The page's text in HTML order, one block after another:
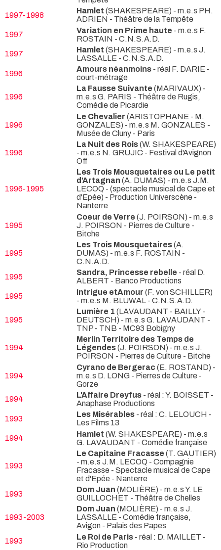
1997-1998
Hamlet (SHAKESPEARE) - m.e.s PH.
ADRIEN - Théâtre de la Tempête
1997
Variation en Prime haute - m.e.s F.
ROSTAIN - C.N.S.A.D.
1997
Hamlet (SHAKESPEARE) - m.e.s J.
LASSALLE - C.N.S.A.D.
1996
Amours néanmoins - réal F. DARIE -
court-métrage
1996
La Fausse Suivante (MARIVAUX) -
m.e.s G. PARIS - Théâtre de Rugis,
Comédie de Picardie
1996
Le Chevalier (ARISTOPHANE - M.
GONZALES) - m.e.s M. GONZALES -
Musée de Cluny - Paris
1996
La Nuit des Rois(W. SHAKESPEARE)
- m.e.s N. GRUJIC - Festival d'Avignon
Off
1996-1995
Les Trois Mousquetaires ou Le petit
d'Artagnan (A. DUMAS) - m.e.s J.M.
LECOQ - (spectacle musical de Cape et
d'Epée) - Production Universcène -
Nanterre
1995
Coeur de Verre (J. POIRSON) - m.e.s
J. POIRSON - Pierres de Culture -
Bitche
1995
Les Trois Mousquetaires(A.
DUMAS) - m.e.s F. ROSTAIN -
C.N.A.D.
1995
Sandra, Princesse rebelle - réal D.
ALBERT - Banco Productions
1995
Intrigue etAmour (F. von SCHILLER)
- m.e.s M. BLUWAL - C.N.S.A.D.
1995
Lumière 1 (LAVAUDANT - BAILLY -
DEUTSCH) - m.e.s G. LAVAUDANT -
TNP - TNB - MC93 Bobigny
1994
Merlin Territoire des Temps de
Légendes(J. POIRSON) - m.e.s J.
POIRSON - Pierres de Culture - Bitche
1994
Cyrano de Bergerac (E. ROSTAND) -
m.e.s D. LONG - Pierres de Culture -
Gorze
1994
L'Affaire Dreyfus - réal : Y. BOISSET -
Anaphase Productions
1993
Les Misérables - réal : C. LELOUCH -
Les Films 13
1994
Hamlet (W. SHAKESPEARE) - m.e.s
G. LAVAUDANT - Comédie française
1993
Le Capitaine Fracasse (T. GAUTIER)
- m.e.s J.M. LECOQ - Compagnie
Fracasse - Spectacle musical de Cape
et d'Epée - Nanterre
1993
Dom Juan (MOLIÈRE) - m.e.s Y. LE
GUILLOCHET - Théâtre de Chelles
1993-2003
Dom Juan (MOLIÈRE) - m.e.s J.
LASSALLE - Comédie française,
Avigon - Palais des Papes
1993
Le Roi de Paris - réal : D. MAILLET -
Rio Production